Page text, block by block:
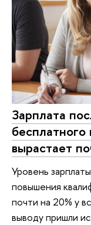
Зарплата
вырастает
Уровень
повышения
почти на 20% у
выводу пришли